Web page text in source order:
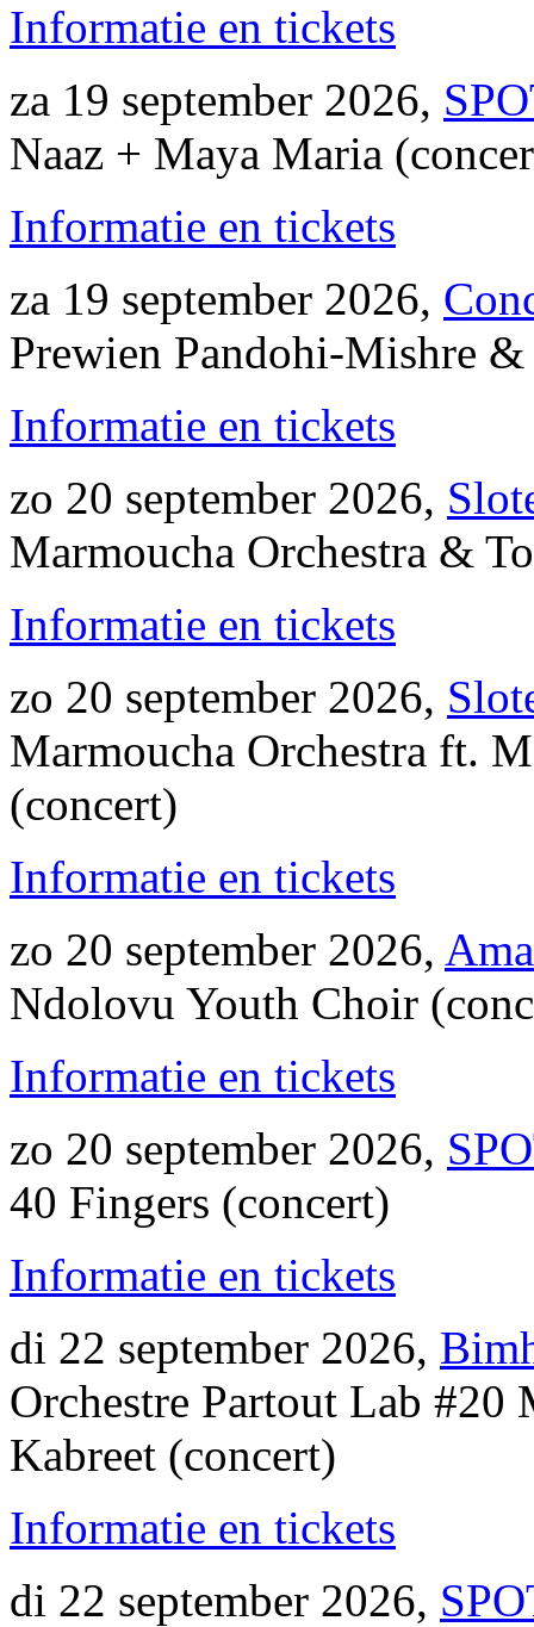
Informatie en tickets
za 19 september 2026,
Naaz + Maya Maria
Informatie en tickets
za 19 september 2026,
Prewien Pandohi-Mishre
Informatie en tickets
zo 20 september 2026,
Marmoucha Orchestra &
Informatie en tickets
zo 20 september 2026,
Marmoucha Orchestra ft.
(concert)
Informatie en tickets
zo 20 september 2026,
Ndolovu Youth Choir
Informatie en tickets
zo 20 september 2026,
40 Fingers (concert)
Informatie en tickets
di 22 september 2026,
Orchestre Partout Lab #20
Kabreet (concert)
Informatie en tickets
di 22 september 2026,